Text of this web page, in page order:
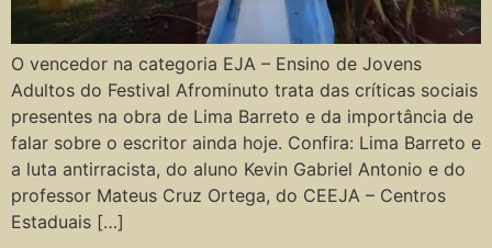
O vencedor na categoria EJA – Ensino de Jovens
Adultos do Festival Afrominuto trata das críticas sociais
presentes na obra de Lima Barreto e da importância de
falar sobre o escritor ainda hoje. Confira: Lima Barreto e
a luta antirracista, do aluno Kevin Gabriel Antonio e do
professor Mateus Cruz Ortega, do CEEJA – Centros
Estaduais […]